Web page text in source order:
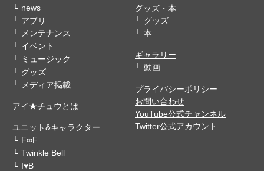
news
アプリ
メンテナンス
イベント
ミュージック
グッズ
メディア掲載
アイ★チュウとは
ユニット&キャラクター
F∞F
Twinkle Bell
I♥B
グッズ・本
グッズ
本
ギャラリー
動画
プライバシーポリシー
お問い合わせ
YouTube公式チャンネル
Twitter公式アカウント